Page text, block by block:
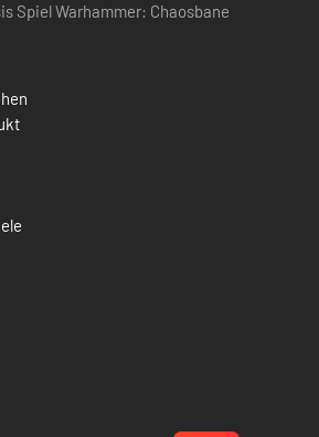
Spiel Warhammer: Chaosbane